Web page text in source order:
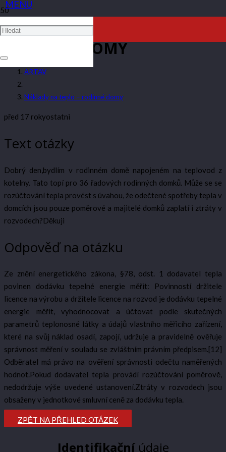
NÁKLADY NA TEPLO –
RODINNÉ DOMY
ARTAV
Náklady na teplo – rodinné domy
před 17 rokyostatni
Text otázky
Dobrý den,bydlím v rodinném domě napojeném na teplovod z
kotelny. Tato topí pro 36 řadových rodinných domků. Může se se
rozúčtování tepla provést s úvahou, že odečtené spotřeby tepla v
domcích jsou pouze poměrové a majitelé domků zaplatí i ztráty v
rozvodech?Děkuji
Odpověď na otázku
Ze znění energetického zákona, §78, odst. 1 dodavatel tepla
povinen dodávku tepelné energie měřit: Povinností držitele
licence na výrobu a držitele licence na rozvod je dodávku tepelné
energie měřit, vyhodnocovat a účtovat podle skutečných
parametrů teplonosné látky a údajů vlastního měřicího zařízení,
které na svůj náklad osadí, zapojí, udržuje a pravidelně ověřuje
správnost měření v souladu se zvláštním právním předpisem.[12]
Odběratel má právo na ověření správnosti odečtu naměřených
hodnot.Pokud dodavatel tepla provádí rozúčtování poměrově,
nedodržuje výše uvedené ustanovení.Ztráty v rozvodech jsou
obsaženy v jednotkové smluvní ceně za dodávku tepla.
ZPĚT NA PŘEHLED OTÁZEK
Identifikačníúdaje